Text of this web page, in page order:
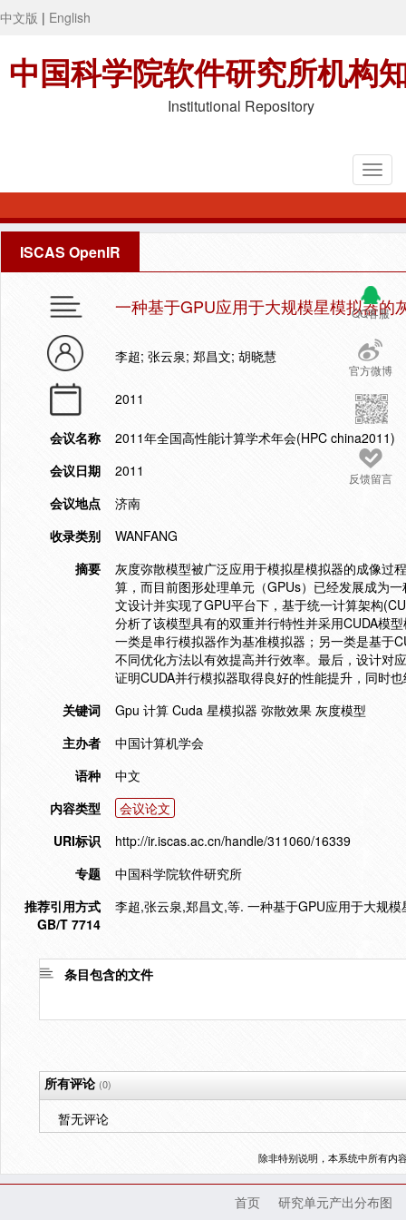
中文版 | English
中国科学院软件研究所机构
Institutional Repository
ISCAS OpenIR
QQ客服
官方微博
反馈留言
一种基于GPU应用于大规模星模拟器的
李超; 张云泉; 郑昌文; 胡晓慧
2011
会议名称
2011年全国高性能计算学术年会(HPC china2011)
会议日期
2011
会议地点
济南
收录类别
WANFANG
摘要
灰度弥散模型被广泛应用于模拟星模拟器的成像过
算，而目前图形处理单元（GPUs）已经发展成为
文设计并实现了GPU平台下，基于统一计算架构
分析了该模型具有的双重并行特性并采用CUDA模
一类是串行模拟器作为基准模拟器；另一类是基于
不同优化方法以有效提高并行效率。最后，设计对
证明CUDA并行模拟器取得良好的性能提升，同时
关键词
Gpu 计算 Cuda 星模拟器 弥散效果 灰度模型
主办者
中国计算机学会
语种
中文
内容类型
会议论文
URI标识
http://ir.iscas.ac.cn/handle/311060/16339
专题
中国科学院软件研究所
推荐引用方式
GB/T 7714
李超,张云泉,郑昌文,等. 一种基于GPU应用于大规
条目包含的文件
所有评论(0)
暂无评论
除非特别说明，本系统中所有内
首页 研究单元产出分布图